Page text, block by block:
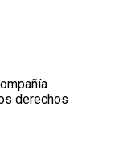
derechos